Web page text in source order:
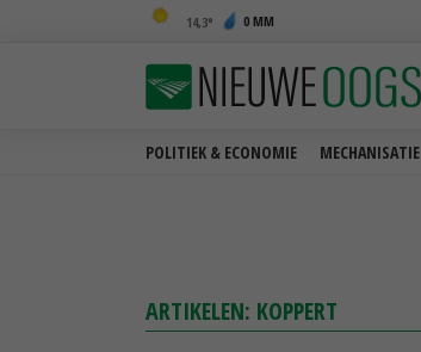
14,3 0 MM
POLITIEK & ECONOMIE MECHANISATIE
ARTIKELEN: KOPPERT